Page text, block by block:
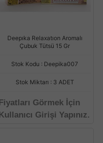
Deepıka Relaxatıon Aromalı
Çubuk Tütsü 15 Gr
Stok Kodu : Deepika007
Stok Miktarı : 3 ADET
Fiyatları Görmek İçin
Kullanıcı Girişi Yapınız.